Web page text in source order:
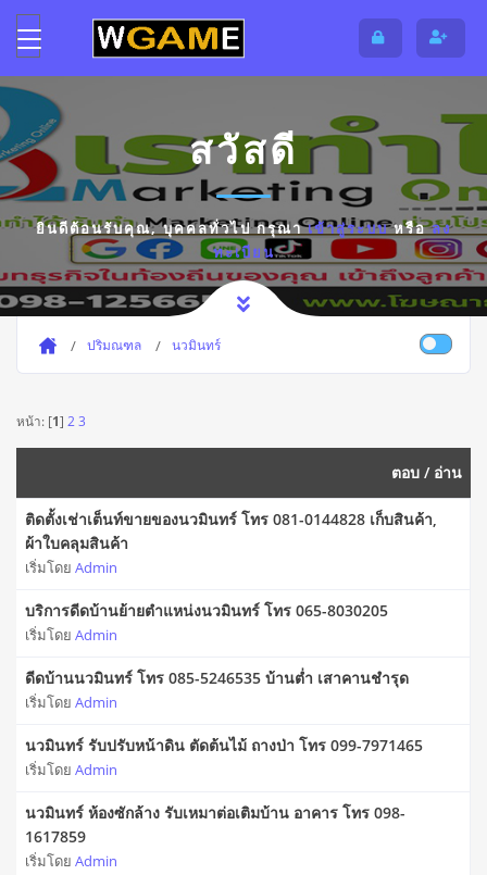
สวัสดี
ยินดีต้อนรับคุณ,บุคคลทั่วไปกรุณาเข้าสู่ระบบหรือลง
ทะเบียน
ปริมณฑล นวมินทร์
หน้า: [1] 2 3
ตอบ / อ่าน
ติดตั้งเช่าเต็นท์ขายของนวมินทร์ โทร 081-0144828 เก็บสินค้า,
ผ้าใบคลุมสินค้า
เริ่มโดย Admin
บริการดีดบ้านย้ายตำแหน่งนวมินทร์ โทร 065-8030205
เริ่มโดย Admin
ดีดบ้านนวมินทร์ โทร 085-5246535 บ้านต่ำ เสาคานชำรุด
เริ่มโดย Admin
นวมินทร์ รับปรับหน้าดิน ตัดต้นไม้ ถางป่า โทร 099-7971465
เริ่มโดย Admin
นวมินทร์ ห้องซักล้าง รับเหมาต่อเติมบ้าน อาคาร โทร 098-
1617859
เริ่มโดย Admin